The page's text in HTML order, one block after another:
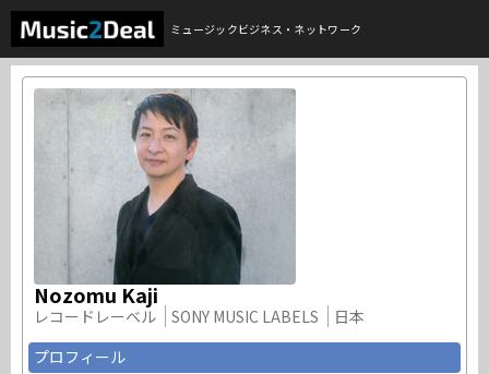
ミュージックビジネス・ネットワーク
Nozomu Kaji
レコードレーベル SONY MUSIC LABELS
日本
プロフィール